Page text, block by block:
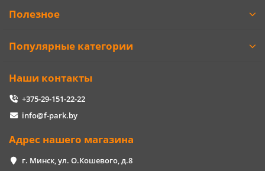
Полезное
Популярные категории
Наши контакты
+375-29-151-22-22
info@f-park.by
Адрес нашего магазина
г. Минск, ул. О.Кошевого, д.8